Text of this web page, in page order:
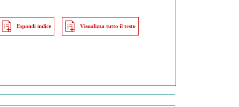
Espandi indice Visualizza tutto il testo